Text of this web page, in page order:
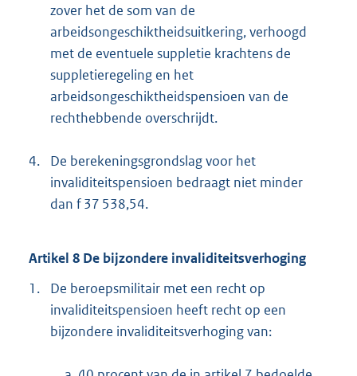
zover het de som van de
arbeidsongeschiktheidsuitkering, verhoogd
met de eventuele suppletie krachtens de
suppletieregeling en het
arbeidsongeschiktheidspensioen van de
rechthebbende overschrijdt.
4.
De berekeningsgrondslag voor het
invaliditeitspensioen bedraagt niet minder
dan f 37 538,54.
Artikel 8 De bijzondere invaliditeitsverhoging
1.
De beroepsmilitair met een recht op
invaliditeitspensioen heeft recht op een
bijzondere invaliditeitsverhoging van: